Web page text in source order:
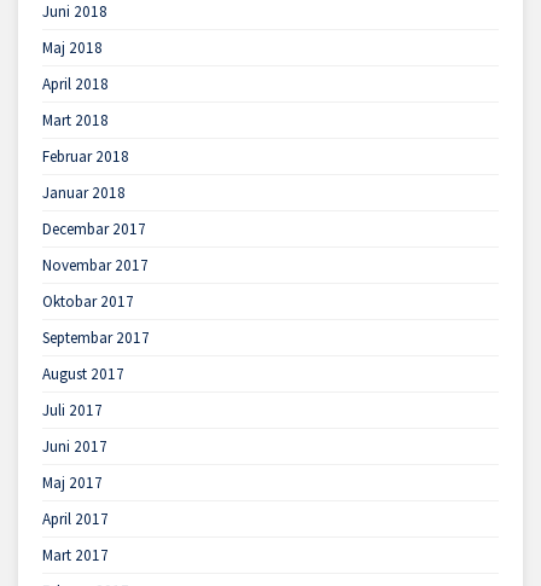
Juni 2018
Maj 2018
April 2018
Mart 2018
Februar 2018
Januar 2018
Decembar 2017
Novembar 2017
Oktobar 2017
Septembar 2017
August 2017
Juli 2017
Juni 2017
Maj 2017
April 2017
Mart 2017